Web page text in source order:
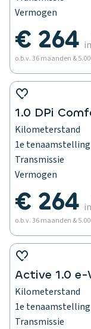
Vermogen
€ 264
o.b.v. 36 maanden &
1.0 DPi
Kilometerstand
1e tenaamstelling
Transmissie
Vermogen
€ 264
o.b.v. 36 maanden &
Active 1.0 e-
Kilometerstand
1e tenaamstelling
Transmissie